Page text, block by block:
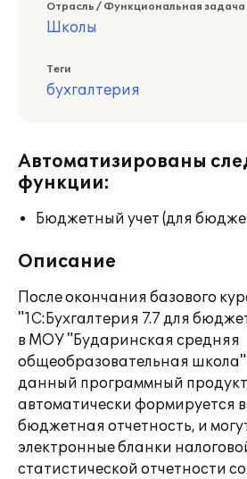
Отрасль / Функциональная задача
Школы
Теги
бухгалтерия
Автоматизированы
функции:
Бюджетный учет (для
Описание
После окончания базового
"1С:Бухгалтерия 7.7 для
в МОУ "Бударинская средняя
общеобразовательная
данный программный
автоматически формируется
бюджетная отчетность, и
электронные бланки
статистической отчетности